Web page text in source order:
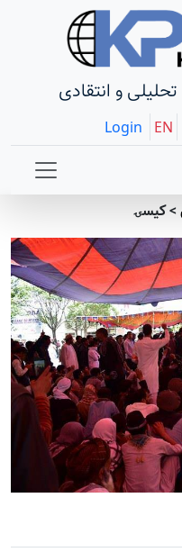
و انتقادی
Login EN
>کيسۍ